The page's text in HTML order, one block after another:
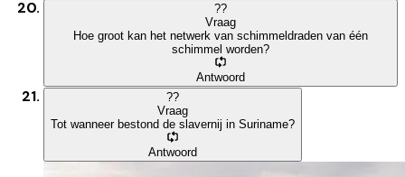
??
Vraag
Hoe groot kan het netwerk van schimmeldraden van één
schimmel worden?
Antwoord
??
Vraag
Tot wanneer bestond de slavernij in Suriname?
Antwoord